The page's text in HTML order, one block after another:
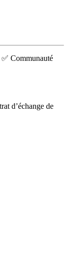
Communauté
d’échange de